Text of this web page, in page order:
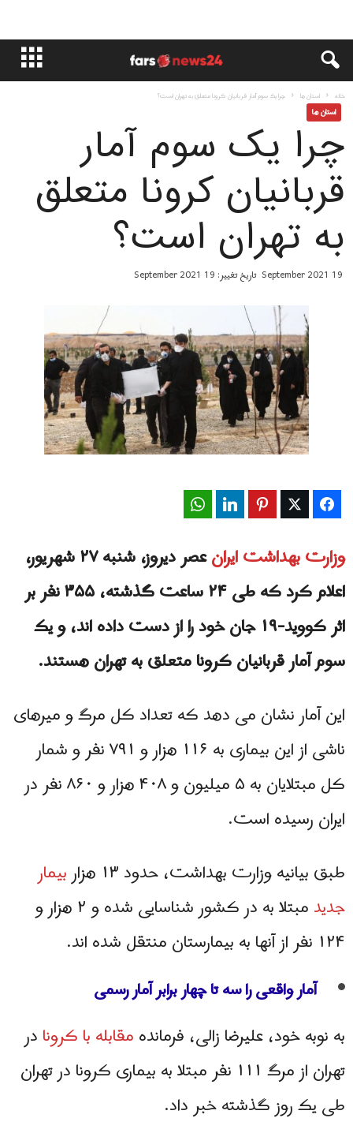
خانه استان ها چرا یک سوم آمار قربانیان کرونا متعلق به تهران است؟
استان ها
چرا یک سوم آمار
قربانیان کرونا متعلق
به تهران است؟
19 September 2021 تاریخ تغییر: 19 September 2021
Facebook
Twitter
Pinterest
LinkedIn
وزارت بهداشت ایران
عصر دیروز، شنبه ۲۷ شهریور،
اعلام کرد که طی ۲۴ ساعت گذشته، ۳۵۵ نفر بر
اثر کووید-۱۹ جان خود را از دست داده اند، و یک
سوم آمار قربانیان کرونا متعلق به تهران هستند.
این آمار نشان می دهد که تعداد کل مرگ و میرهای
ناشی از این بیماری به ۱۱۶ هزار و ۷۹۱ نفر و شمار
کل مبتلایان به ۵ میلیون و ۴۰۸ هزار و ۸۶۰ نفر در
ایران رسیده است.
طبق بیانیه وزارت بهداشت، حدود ۱۳ هزار
بیمار
جدید
مبتلا به در کشور شناسایی شده و ۲ هزار و
۱۲۴ نفر از آنها به بیمارستان منتقل شده اند.
آمار واقعی را سه تا چهار برابر آمار رسمی
به نوبه خود، علیرضا زالی، فرماندهمقابله با کرونادر
تهران از مرگ ۱۱۱ نفر مبتلا به بیماری کرونا در تهران
طی یک روز گذشته خبر داد.